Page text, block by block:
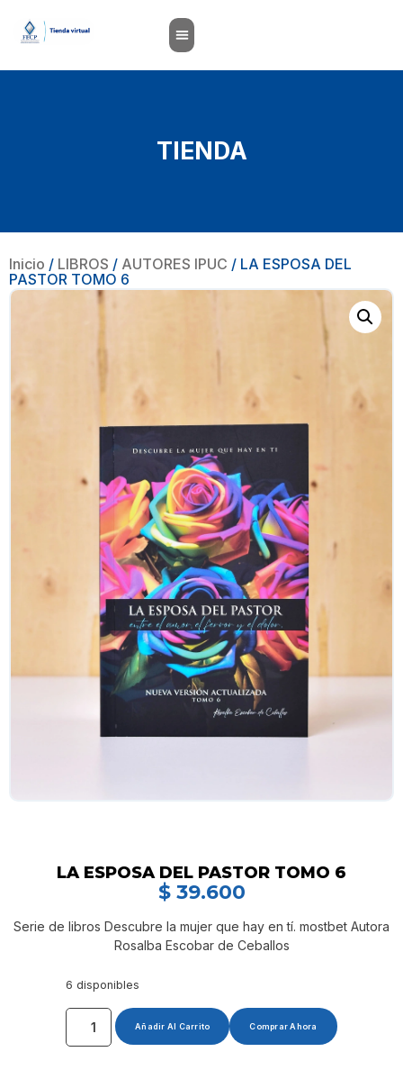
TIENDA
Inicio / LIBROS / AUTORES IPUC / LA ESPOSA DEL
PASTOR TOMO 6
LA ESPOSA DEL PASTOR TOMO 6
$39.600
Serie de libros Descubre la mujer que hay en tí. mostbet Autora
Rosalba Escobar de Ceballos
6 disponibles
Añadir Al Carrito Comprar Ahora